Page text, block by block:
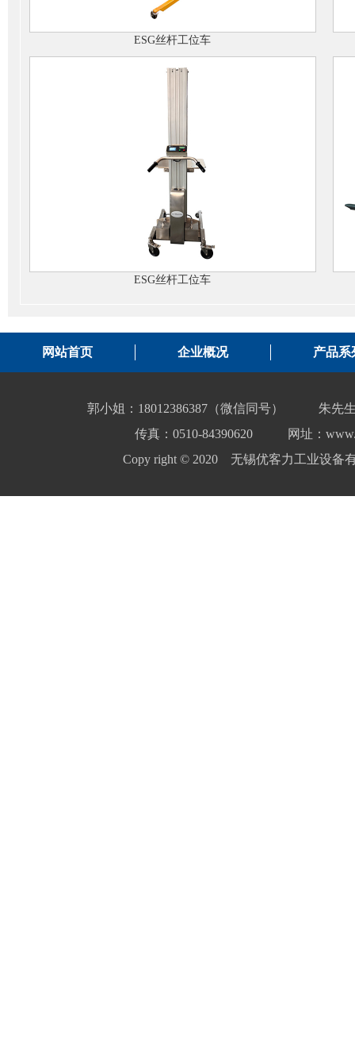
ESG丝杆工位车
ESG丝杆工位车
网站首页 企业概况 产品系
郭小姐：18012386387（微信同号）
朱先
传真：0510-84390620
网址：
Copy right © 2020 无锡优客力工业设备